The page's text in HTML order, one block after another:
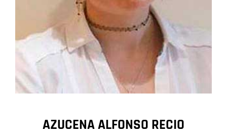
AZUCENA ALFONSO RECIO